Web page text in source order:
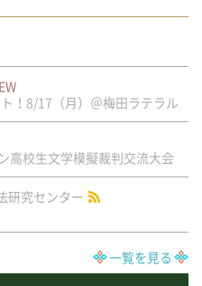
！8/17（月）＠梅田ラテラル
高校生文学模擬裁判交流大会
研究センター
一覧を見る